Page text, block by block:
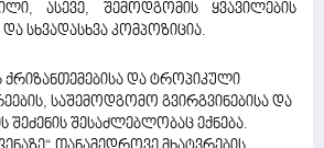
ასევე, შემოდგომის ყვავილების
სხვადასხვა კომპოზიცია.
და ტროპიკული
საშემოდგომო გვირგვინებისა და
შეძენის შესაძლებლობაც ექნება.